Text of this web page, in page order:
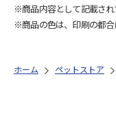
※商品内容として記載され
※商品の色は、印刷の都合
ホーム ペットストア